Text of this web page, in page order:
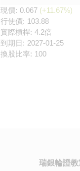
現價: 0.067 (+11.67%)
行使價: 103.88
實際槓桿: 4.2倍
到期日: 2027-01-25
換股比率: 100
瑞銀輪證教